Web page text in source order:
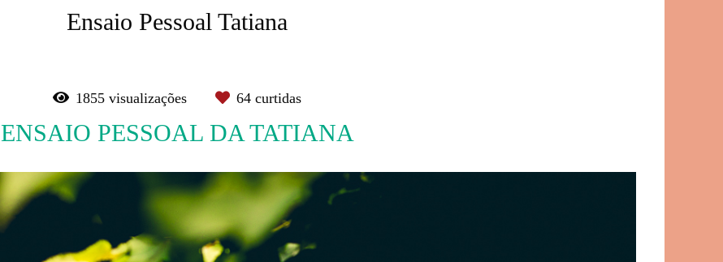
Ensaio Pessoal Tatiana
1855 visualizações 64 curtidas
ENSAIO PESSOAL DA TATIANA